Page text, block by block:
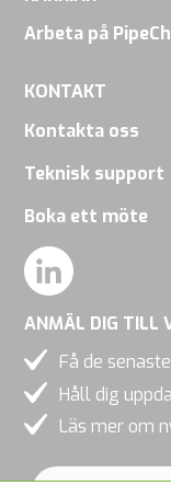
Arbeta på
KONTAKT
Kontakta oss
Teknisk support
Boka ett möte
ANMÄL DIG TILL
Få de
Håll dig
Läs mer om